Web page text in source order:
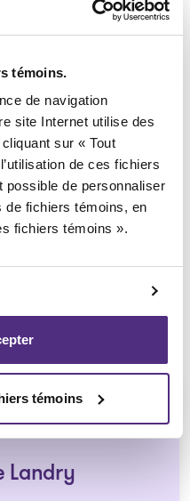
témoins.
de navigation
site Internet utilise des
sur « Tout
de ces fichiers
de personnaliser
de fichiers témoins, en
fichiers témoins ».
témoins
du dossier
Landry